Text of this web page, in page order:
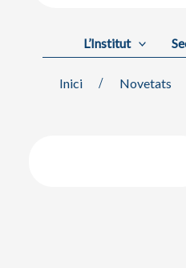
L’Institut
Inici Novetats